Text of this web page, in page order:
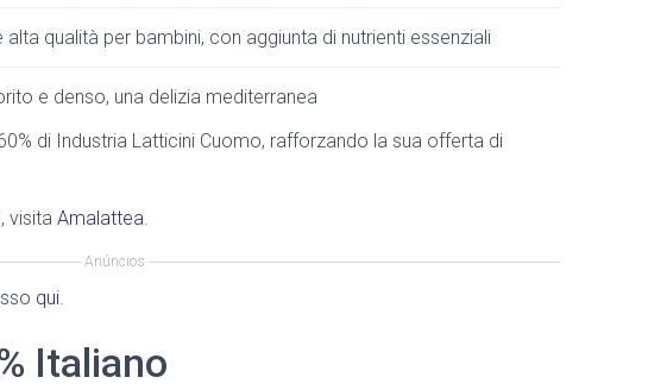
alta qualità per bambini, con aggiunta di nutrienti essenziali
e denso, una delizia mediterranea
di Industria Latticini Cuomo, rafforzando la sua offerta di
visita Amalattea.
Anúncios
qui.
Italiano